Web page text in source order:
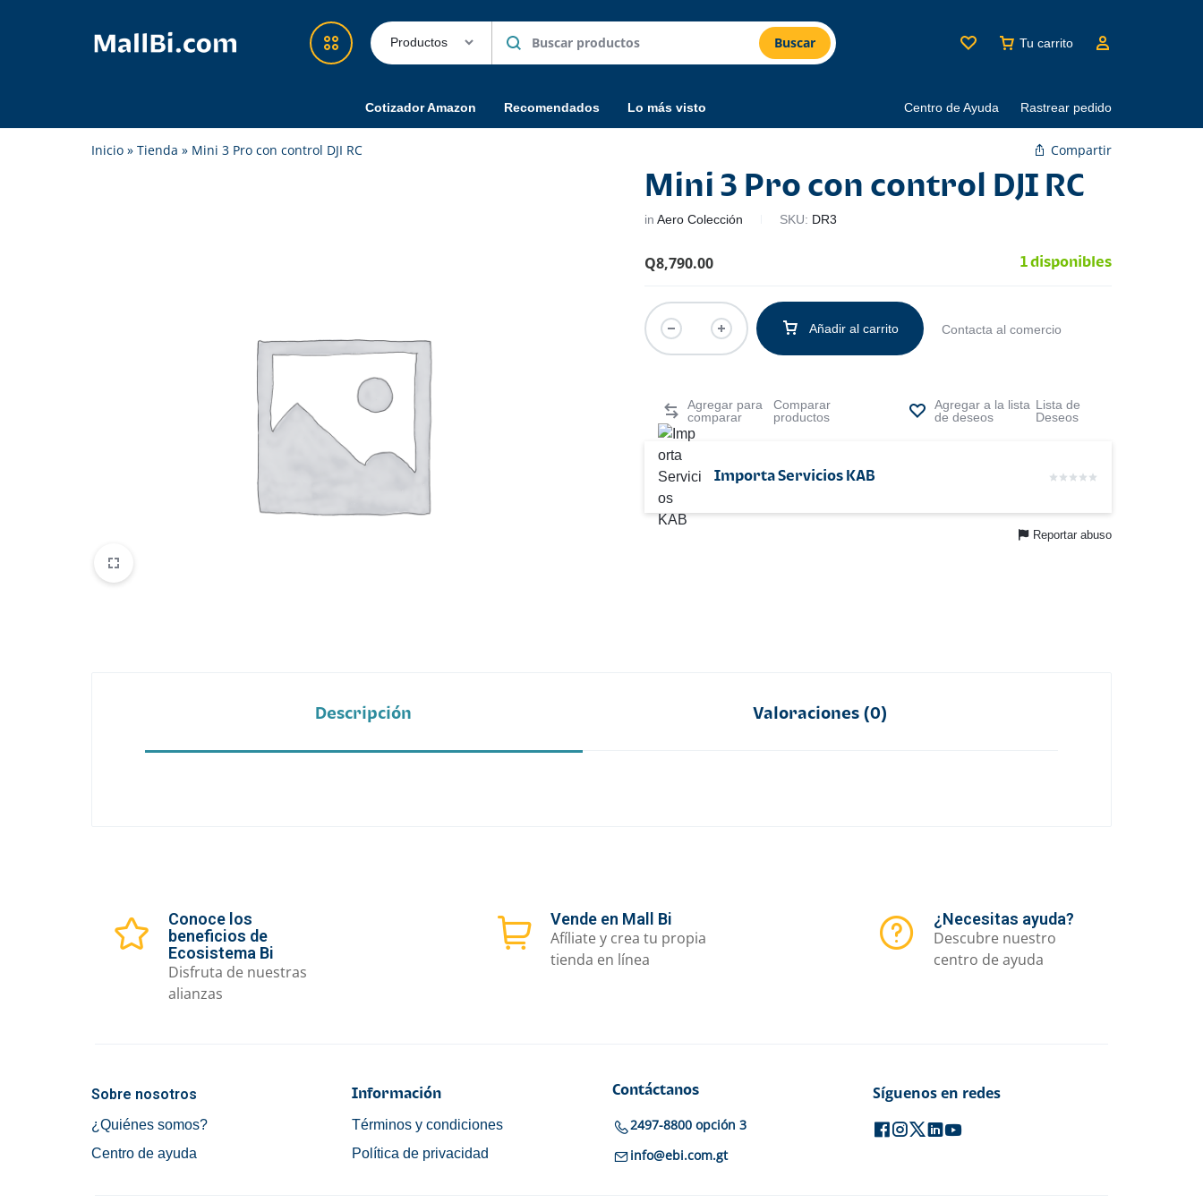
en
Línea
y
confiable
Buscar Tu carrito
Cotizador Amazon Recomendados Lo más visto Centro de Ayuda Rastrear pedido
Inicio » Tienda » Mini 3 Pro con control DJI RC Compartir
Mini 3 Pro con control DJI RC
inAero Colección SKU: DR3
Q8,790.00 1 disponibles
Añadir al carrito Contacta al comercio
Comparar
productos
Lista de
Deseos
Importa Servicios KAB
Reportar abuso
Descripción Valoraciones (0)
Conoce los
beneficios de
Ecosistema Bi
Disfruta de nuestras
alianzas
Vende en Mall Bi
Afíliate y crea tu propia
tienda en línea
¿Necesitas ayuda?
Descubre nuestro
centro de ayuda
Sobre nosotros
¿Quiénes somos?
Centro de ayuda
Información
Términos y condiciones
Política de privacidad
Contáctanos
2497-8800 opción 3
info@ebi.com.gt
Síguenos en redes